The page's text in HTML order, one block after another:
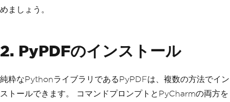
めましょう。
2. PyPDFのインストール
純粋なPythonライブラリであるPyPDFは、複数の方法でイン
ストールできます。 コマンドプロンプトとPyCharmの両方を